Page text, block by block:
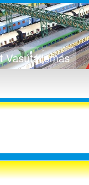
Vasútállomás